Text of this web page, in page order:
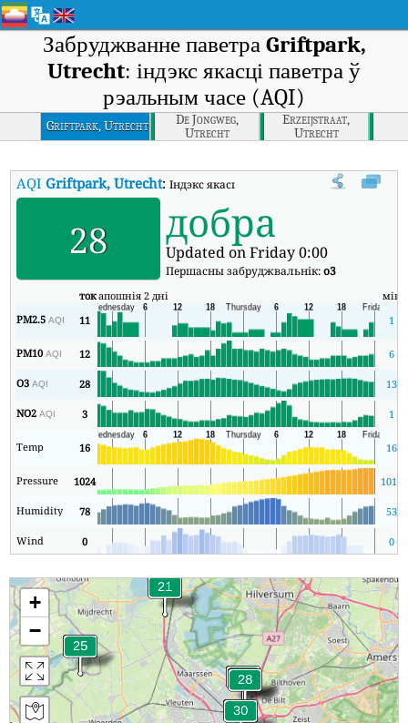
Забруджванне паветра Griftpark,
Utrecht: індэкс якасці паветра ў
рэальным часе (AQI)
Griftpark, Utrecht
De Jongweg,
Utrecht
Erzeijstraat,
Utrecht
AQIGriftpark, Utrecht:Індэкс якасці паветра Griftpark, Utrecht у
28 добра
Updated on Friday 0:00
Першасны забруджвальнік:o3
токапошнія 2 дні мін
PM2.5AQI 11 1
PM10AQI 12 6
O3AQI 28 13
NO2AQI 3 1
Temp 16 16
Pressure 1024 1012
Humidity 78 53
Wind 0 0
+
−